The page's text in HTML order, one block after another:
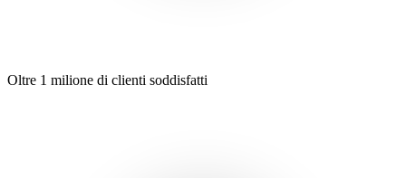
Oltre 1 milione di clienti soddisfatti